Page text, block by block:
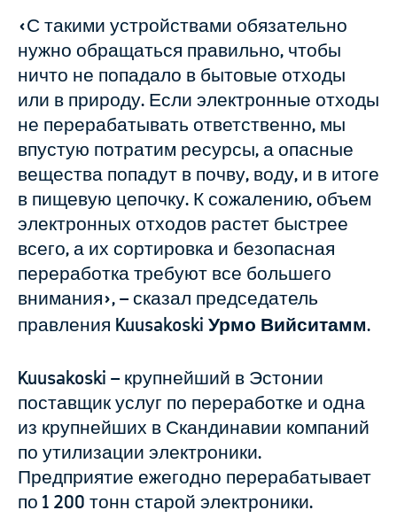
«С такими устройствами обязательно
нужно обращаться правильно, чтобы
ничто не попадало в бытовые отходы
или в природу. Если электронные отходы
не перерабатывать ответственно, мы
впустую потратим ресурсы, а опасные
вещества попадут в почву, воду, и в итоге
в пищевую цепочку. К сожалению, объем
электронных отходов растет быстрее
всего, а их сортировка и безопасная
переработка требуют все большего
внимания», – сказал председатель
правления Kuusakoski Урмо Вийситамм.
Kuusakoski – крупнейший в Эстонии
поставщик услуг по переработке и одна
из крупнейших в Скандинавии компаний
по утилизации электроники.
Предприятие ежегодно перерабатывает
по 1 200 тонн старой электроники.